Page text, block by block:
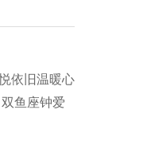
依旧温暖心
鱼座钟爱